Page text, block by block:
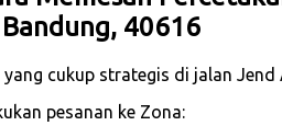
40616
cukup strategis di jalan Jend
pesanan ke Zona: